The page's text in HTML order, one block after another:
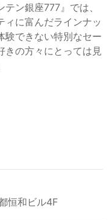
ン銀座777』では、
ィに富んだラインナッ
験できない特別なセー
きの方々にとっては見
恒和ビル4F